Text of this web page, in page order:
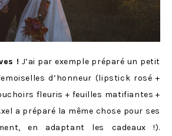
! J’ai par exemple préparé un petit
d’honneur (lipstick rosé +
fleuris + feuilles matifiantes +
a préparé la même chose pour ses
en adaptant les cadeaux !).